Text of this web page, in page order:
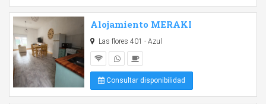
Alojamiento MERAKI
Las flores 401 - Azul
Consultar disponibilidad